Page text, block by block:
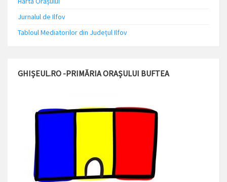
Jurnalul de Ilfov
Tabloul Mediatorilor din Județul Ilfov
GHIȘEUL.RO -PRIMĂRIA ORAȘULUI BUFTEA